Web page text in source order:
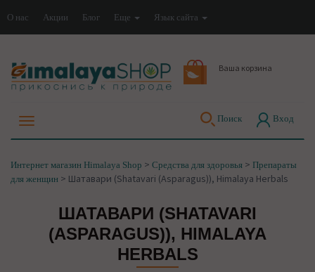
О нас Акции Блог Еще Язык сайта
Ваша корзина
Поиск Вход
Интернет магазин Himalaya Shop > Средства для здоровья > Препараты
для женщин > Шатавари (Shatavari (Asparagus)), Himalaya Herbals
ШАТАВАРИ (SHATAVARI
(ASPARAGUS)), HIMALAYA
HERBALS